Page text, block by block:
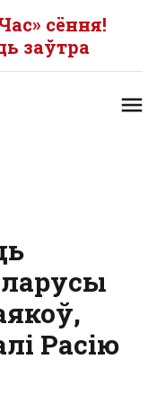
сёння!
заўтра
Расію